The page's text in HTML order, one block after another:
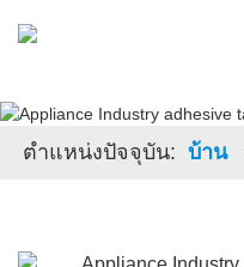
ตําแหน่งปัจจุบัน: บ้าน